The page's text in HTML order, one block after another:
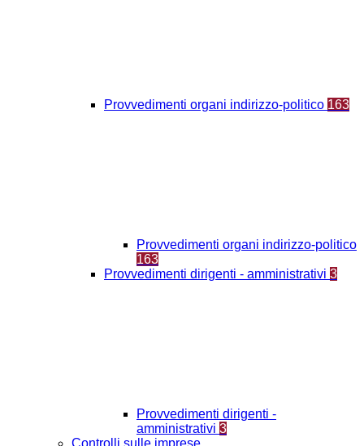
Provvedimenti organi indirizzo-politico 163
Provvedimenti organi indirizzo-politico
163
Provvedimenti dirigenti - amministrativi 3
Provvedimenti dirigenti -
amministrativi 3